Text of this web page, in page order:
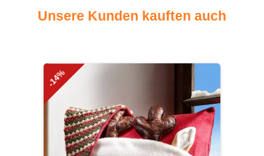
Unsere Kunden kauften auch
Produktgalerie überspringen
-14%